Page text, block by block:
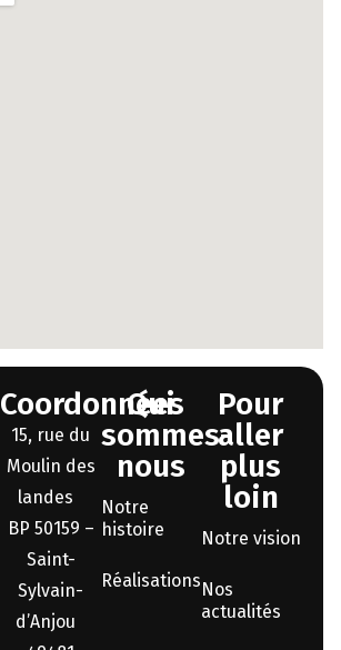
Coordonnées
15, rue du
Moulin des
landes
BP 50159 –
Saint-
Sylvain-
d’Anjou
Qui
sommes-
nous
Notre
histoire
Réalisations
Pour
aller
plus
loin
Notre vision
Nos
actualités